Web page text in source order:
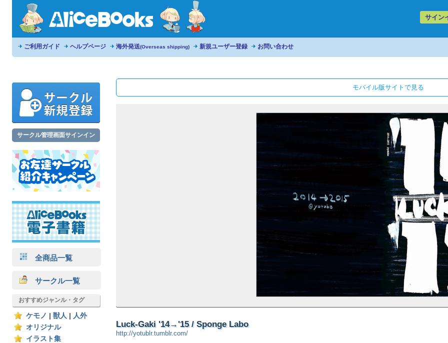
サイン
ご利用ガイド ヘルプページ 海外発送(Overseas shipping) 新規ユーザー登録 お問い合わせ
サークル管理画面サインイン
全商品一覧
サークル一覧
おすすめジャンル・タグ
ケモノ 獣人
人外
オリジナル
イラスト集
モバイル版サイトで見る
Luck-Gaki '14→'15 / Sponge Labo
http://yotublr.tumblr.com/